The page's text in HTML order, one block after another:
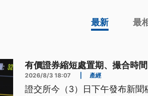
最新 最
有價證券縮短處置期、撮合時
2026/8/3 18:07 產經
證交所今（3）日下午發布新